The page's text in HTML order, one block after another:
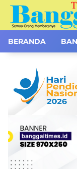
Langsung
konten
BERANDA